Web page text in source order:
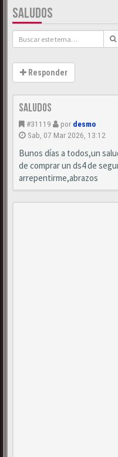
SALUDOS
Responder
saludos
#31119 por desmo
Sab, 07 Mar 2026, 13:12
Bunos días a todos,un
de comprar un ds4 de
arrepentirme,abrazos